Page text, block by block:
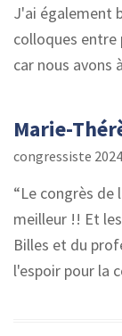
J'ai également
colloques entre
car nous
Marie-
congressiste 2024
Le congrès de
meilleur !! Et
Billes et du
l'espoir pour la